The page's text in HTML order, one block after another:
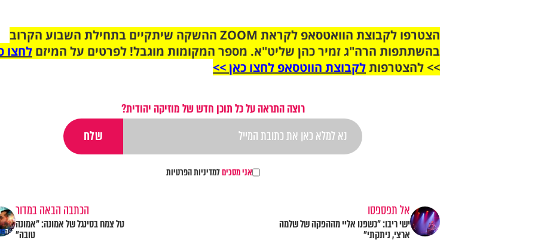
הצטרפו לקבוצת הוואטסאפ לקראת ZOOM ההשקה שיתקיים בתחילת השבוע הקרוב
בהשתתפות הרה"ג זמיר כהן שליט"א. מספר המקומות מוגבל! לפרטים על המיזם לחצו
>> להצטרפותלקבוצת הווטסאפ לחצו כאן >>
רוצה התראה על כל תוכן חדש של מוזיקה יהודית?
אני מסכיםלמדיניות הפרטיות
אל תפספסו
ישי ריבו: "כשפנו אליי מההפקה של שלמה
ארצי, ניתקתי"
הכתבה הבאה במדור
טל צמח בסינגל של אמונה: "אמונה
טובה"